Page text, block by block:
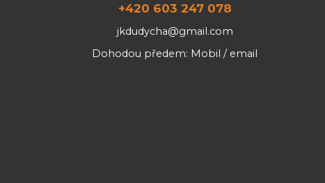
+420 603 247 078
jkdudycha@gmail.com
Dohodou předem: Mobil / email